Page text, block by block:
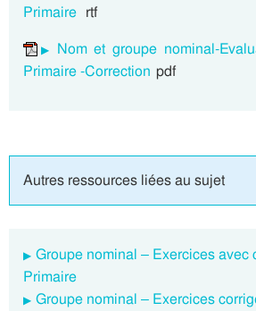
Primaire rtf
Nom et groupe nominal-
Primaire -Correction pdf
Autres ressources liées au sujet
Groupe nominal – Exercices avec
Primaire
Groupe nominal – Exercices